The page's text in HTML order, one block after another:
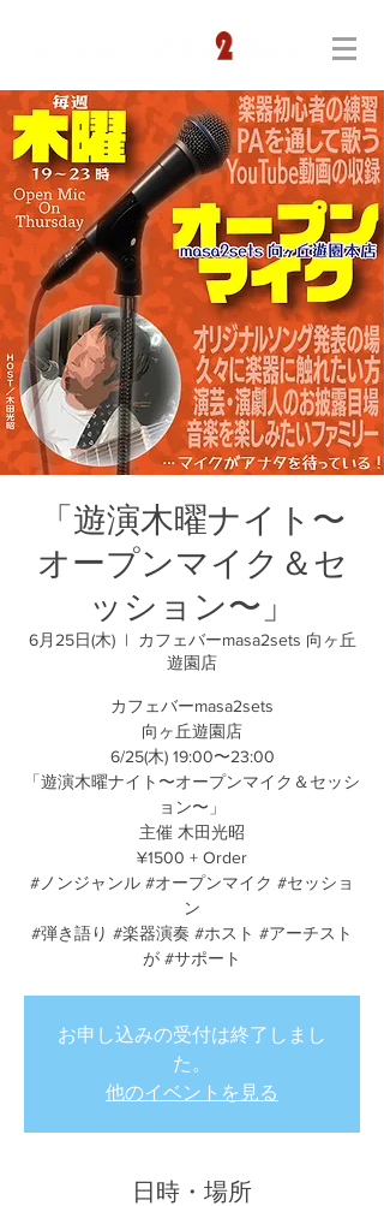
「遊演木曜ナイト〜
オープンマイク＆セ
ッション〜」
6月25日(木)
  |
カフェバーmasa2sets 向ヶ丘
遊園店
カフェバーmasa2sets
向ヶ丘遊園店
6/25(木) 19:00〜23:00
「遊演木曜ナイト〜オープンマイク＆セッシ
ョン〜」
主催 木田光昭
¥1500 + Order
#ノンジャンル #オープンマイク #セッショ
ン
#弾き語り #楽器演奏 #ホスト #アーチスト
が #サポート
お申し込みの受付は終了しまし
た。
他のイベントを見る
日時・場所